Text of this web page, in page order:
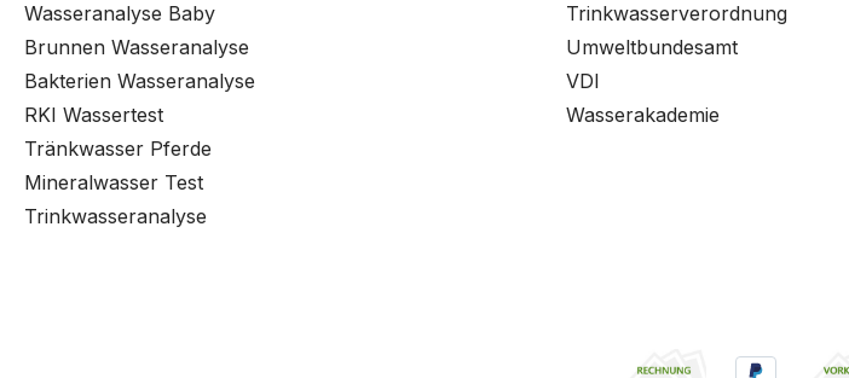
Wasseranalyse Baby
Brunnen Wasseranalyse
Bakterien Wasseranalyse
RKI Wassertest
Tränkwasser Pferde
Mineralwasser Test
Trinkwasseranalyse
Trinkwasserverordnung
Umweltbundesamt
VDI
Wasserakademie